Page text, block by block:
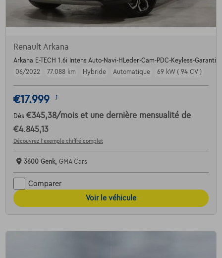
Renault Arkana
Arkana E-TECH 1.6i Intens Auto-Navi-HLeder-Cam-PDC-Keyless-Garantie
06/2022
77.088 km Hybride Automatique 69 kW ( 94 CV )
€17.999 1
Dès €345,38/mois et une dernière mensualité de
€4.845,13
Découvrez l’exemple chiffré complet
3600 Genk, GMA Cars
Comparer
Voir le véhicule